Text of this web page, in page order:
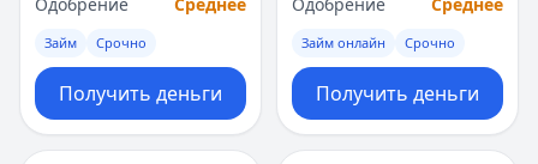
Займ Срочно
Получить деньги
Займ онлайн Срочно
Получить деньги